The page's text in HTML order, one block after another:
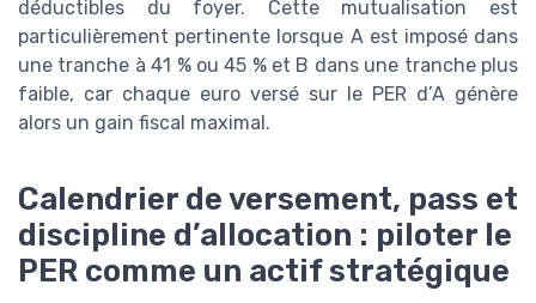
déductibles du foyer. Cette mutualisation est
particulièrement pertinente lorsque A est imposé dans
une tranche à 41 % ou 45 % et B dans une tranche plus
faible, car chaque euro versé sur le PER d’A génère
alors un gain fiscal maximal.
Calendrier de versement, pass et
discipline d’allocation : piloter le
PER comme un actif stratégique